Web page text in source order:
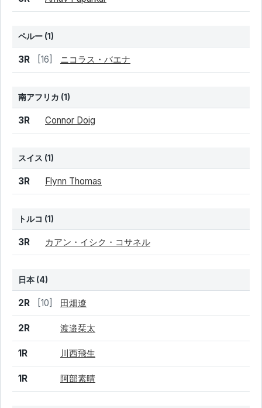
ペルー (1)
結果 シード 選手名
3R [16] ニコラス・バエナ
南アフリカ (1)
結果 シード 選手名
3R Connor Doig
スイス (1)
結果 シード 選手名
3R Flynn Thomas
トルコ (1)
結果 シード 選手名
3R カアン・イシク・コサネル
日本 (4)
結果 シード 選手名
2R [10] 田畑遼
2R 渡邉栞太
1R 川西飛生
1R 阿部素晴